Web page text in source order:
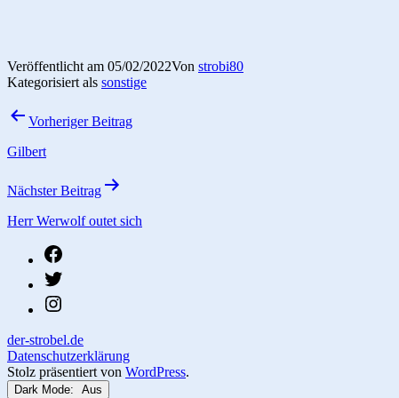
Veröffentlicht am 05/02/2022Von strobi80
Kategorisiert als sonstige
Beitragsnavigation
Vorheriger Beitrag
Gilbert
Nächster Beitrag
Herr Werwolf outet sich
der-strobel.de
Datenschutzerklärung
Stolz präsentiert von WordPress.
Dark Mode: